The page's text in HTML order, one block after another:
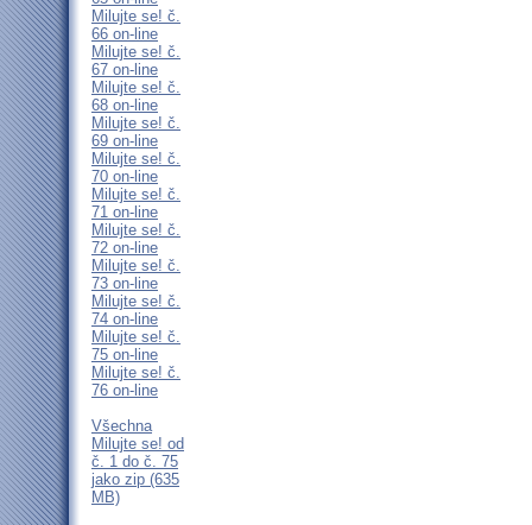
Milujte se! č.
66 on-line
Milujte se! č.
67 on-line
Milujte se! č.
68 on-line
Milujte se! č.
69 on-line
Milujte se! č.
70 on-line
Milujte se! č.
71 on-line
Milujte se! č.
72 on-line
Milujte se! č.
73 on-line
Milujte se! č.
74 on-line
Milujte se! č.
75 on-line
Milujte se! č.
76 on-line
Všechna
Milujte se! od
č. 1 do č. 75
jako zip (635
MB)